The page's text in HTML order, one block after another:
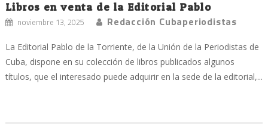
Libros en venta de la Editorial Pablo
noviembre 13, 2025 Redacción Cubaperiodistas
La Editorial Pablo de la Torriente, de la Unión de la Periodistas de
Cuba, dispone en su colección de libros publicados algunos
títulos, que el interesado puede adquirir en la sede de la editorial,...